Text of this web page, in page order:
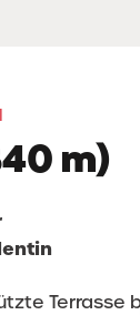
m)
Terrasse